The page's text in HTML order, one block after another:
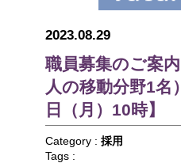
2023.08.29
職員募集のご案
人の移動分野1名
日（月）10時】
Category : 採用
Tags :